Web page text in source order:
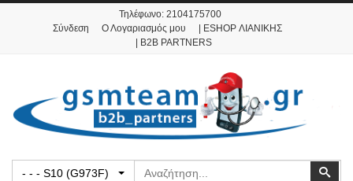
Τηλέφωνο: 2104175700
Σύνδεση
Ο Λογαριασμός μου
| ESHOP ΛΙΑΝΙΚΗΣ
| B2B PARTNERS
- - - S10 (G973F)